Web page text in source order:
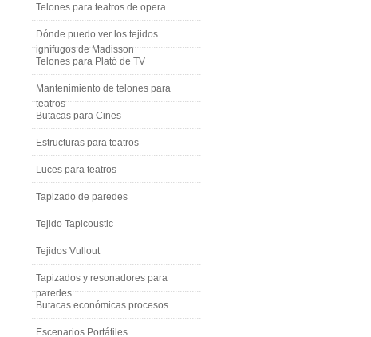
Telones para teatros de opera
Dónde puedo ver los tejidos
ignífugos de Madisson
Telones para Plató de TV
Mantenimiento de telones para
teatros
Butacas para Cines
Estructuras para teatros
Luces para teatros
Tapizado de paredes
Tejido Tapicoustic
Tejidos Vullout
Tapizados y resonadores para
paredes
Butacas económicas procesos
Escenarios Portátiles